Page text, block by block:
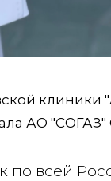
клиники
АО
по всей